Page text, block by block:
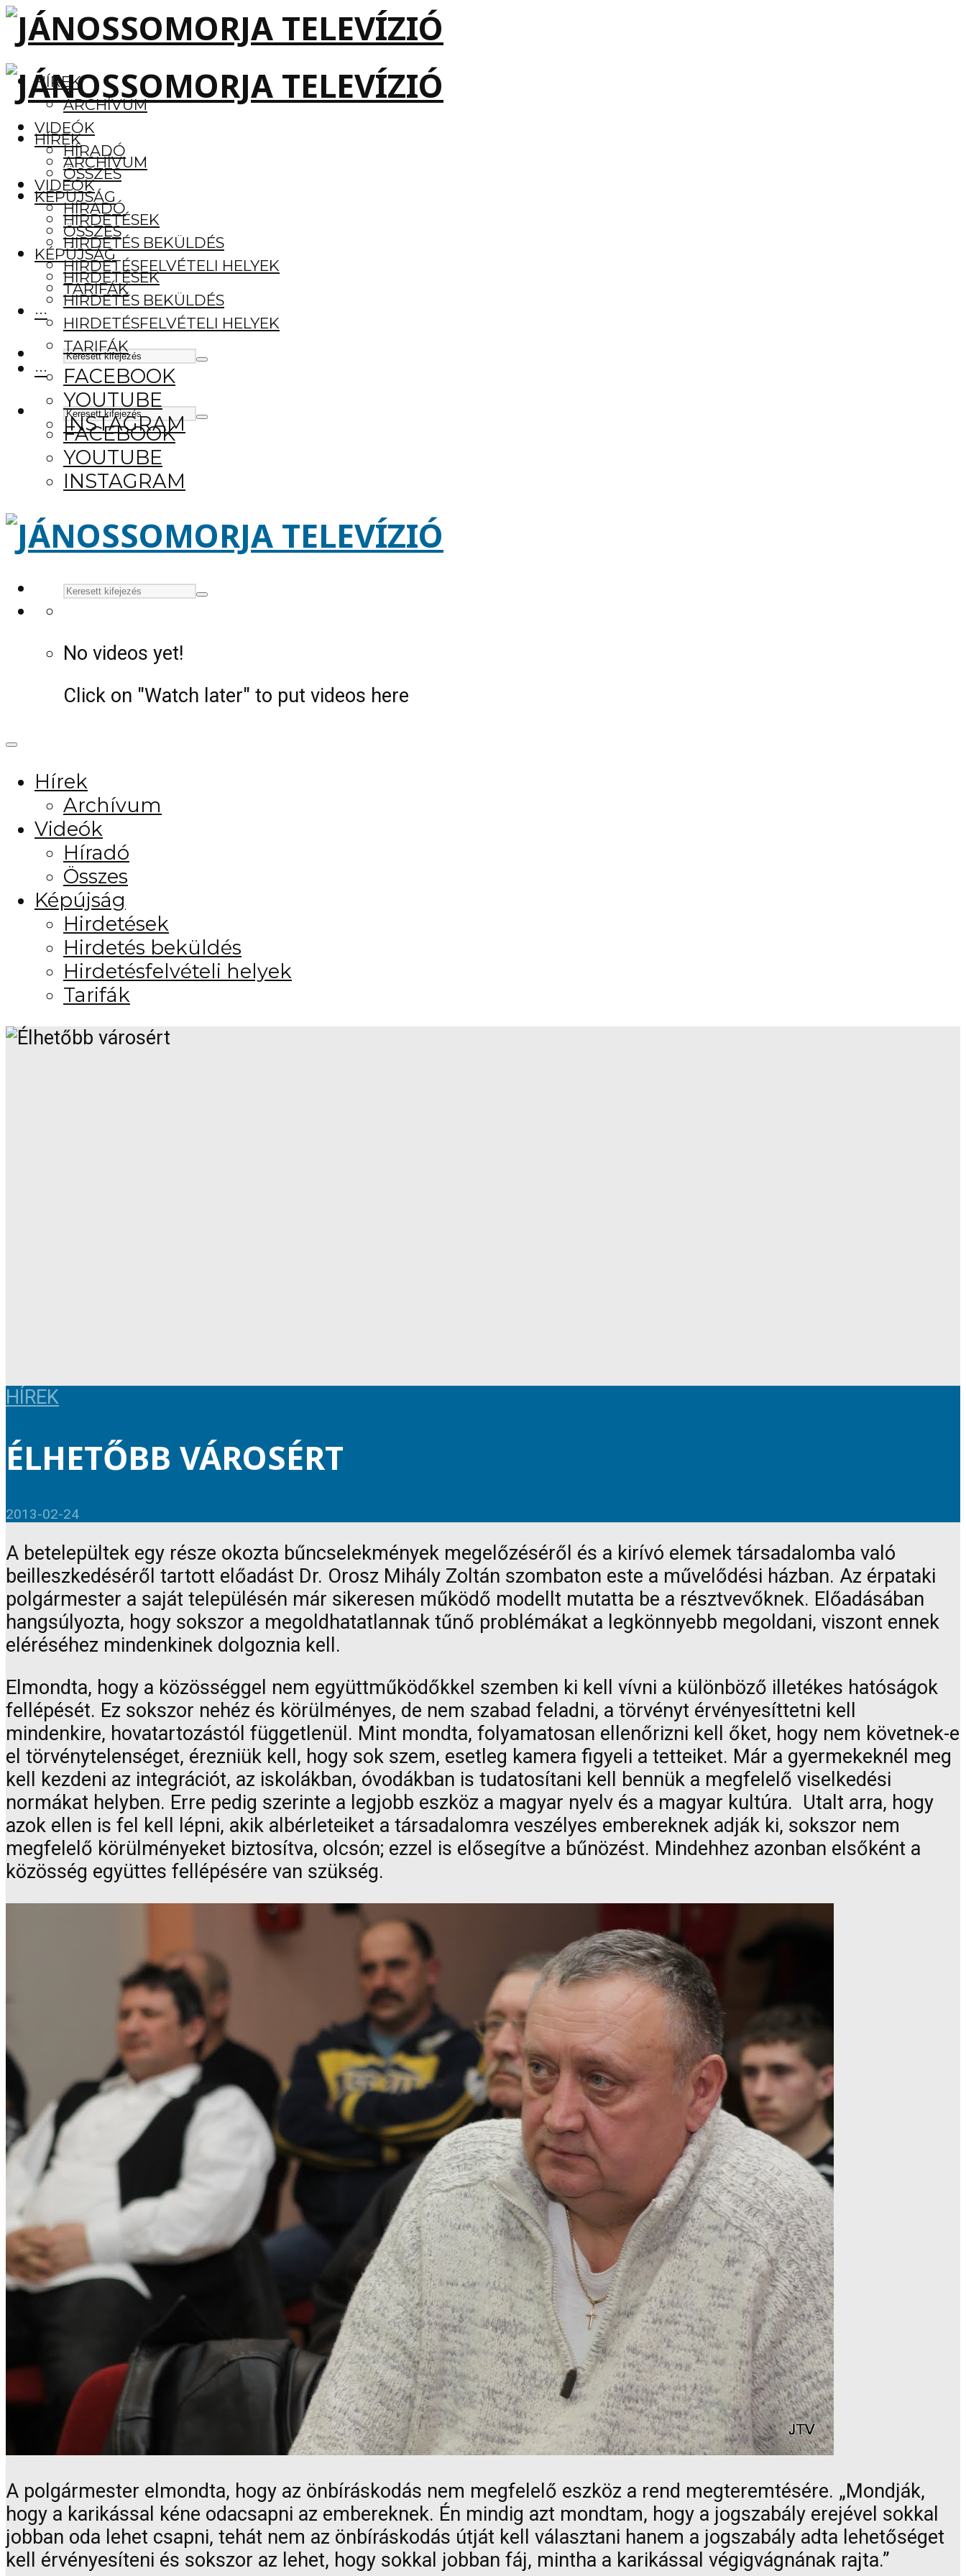
HÍREK
ARCHÍVUM
VIDEÓK
HÍRADÓ
ÖSSZES
KÉPÚJSÁG
HIRDETÉSEK
HIRDETÉS BEKÜLDÉS
HIRDETÉSFELVÉTELI HELYEK
TARIFÁK
···
FACEBOOK
YOUTUBE
INSTAGRAM
HÍREK
ARCHÍVUM
VIDEÓK
HÍRADÓ
ÖSSZES
KÉPÚJSÁG
HIRDETÉSEK
HIRDETÉS BEKÜLDÉS
HIRDETÉSFELVÉTELI HELYEK
TARIFÁK
···
FACEBOOK
YOUTUBE
INSTAGRAM
No videos yet!
Click on "Watch later" to put videos here
Hírek
Archívum
Videók
Híradó
Összes
Képújság
Hirdetések
Hirdetés beküldés
Hirdetésfelvételi helyek
Tarifák
HÍREK
ÉLHETŐBB VÁROSÉRT
2013-02-24
A betelepültek egy része okozta bűncselekmények megelőzéséről és a kirívó elemek társadalomba való
beilleszkedéséről tartott előadást Dr. Orosz Mihály Zoltán szombaton este a művelődési házban. Az érpataki
polgármester a saját településén már sikeresen működő modellt mutatta be a résztvevőknek. Előadásában
hangsúlyozta, hogy sokszor a megoldhatatlannak tűnő problémákat a legkönnyebb megoldani, viszont ennek
eléréséhez mindenkinek dolgoznia kell.
Elmondta, hogy a közösséggel nem együttműködőkkel szemben ki kell vívni a különböző illetékes hatóságok
fellépését. Ez sokszor nehéz és körülményes, de nem szabad feladni, a törvényt érvényesíttetni kell
mindenkire, hovatartozástól függetlenül. Mint mondta, folyamatosan ellenőrizni kell őket, hogy nem követnek-e
el törvénytelenséget, érezniük kell, hogy sok szem, esetleg kamera figyeli a tetteiket. Már a gyermekeknél meg
kell kezdeni az integrációt, az iskolákban, óvodákban is tudatosítani kell bennük a megfelelő viselkedési
normákat helyben. Erre pedig szerinte a legjobb eszköz a magyar nyelv és a magyar kultúra. Utalt arra, hogy
azok ellen is fel kell lépni, akik albérleteiket a társadalomra veszélyes embereknek adják ki, sokszor nem
megfelelő körülményeket biztosítva, olcsón; ezzel is elősegítve a bűnözést. Mindehhez azonban elsőként a
közösség együttes fellépésére van szükség.
A polgármester elmondta, hogy az önbíráskodás nem megfelelő eszköz a rend megteremtésére. „Mondják,
hogy a karikással kéne odacsapni az embereknek. Én mindig azt mondtam, hogy a jogszabály erejével sokkal
jobban oda lehet csapni, tehát nem az önbíráskodás útját kell választani hanem a jogszabály adta lehetőséget
kell érvényesíteni és sokszor az lehet, hogy sokkal jobban fáj, mintha a karikással végigvágnának rajta.”